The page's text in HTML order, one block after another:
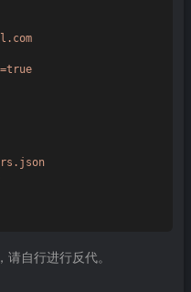
自行进行反代。